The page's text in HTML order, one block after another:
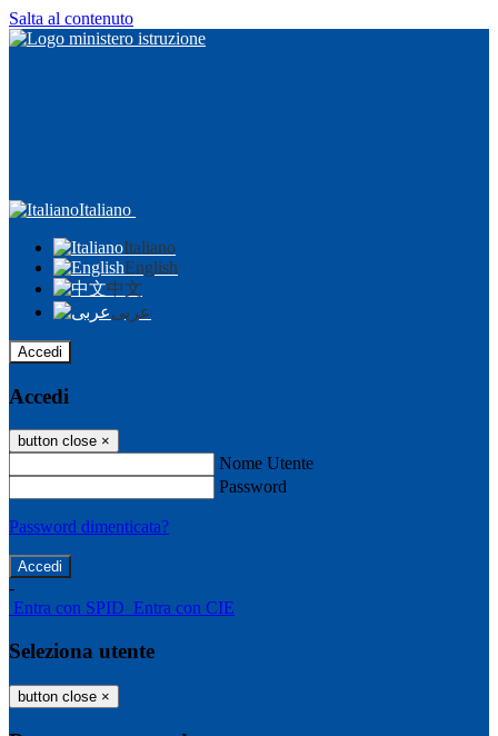
Salta al contenuto
Italiano
Italiano
English
中文
عربى
Accedi
Accedi
button close ×
Nome Utente
Password
Password dimenticata?
-
Entra con SPID Entra con CIE
Seleziona utente
button close ×